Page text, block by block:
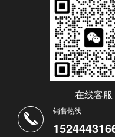
在线客服
销售热线